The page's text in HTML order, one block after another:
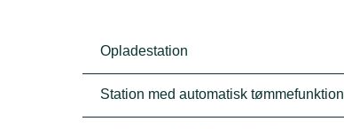
Opladestation
Station med automatisk tømmefunktion